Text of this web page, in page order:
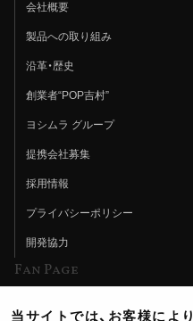
会社概要
製品への取り組み
沿革・歴史
創業者“POP吉村”
ヨシムラ グループ
提携会社募集
採用情報
プライバシーポリシー
開発協力
Fan Page
当サイトでは、お客様によ